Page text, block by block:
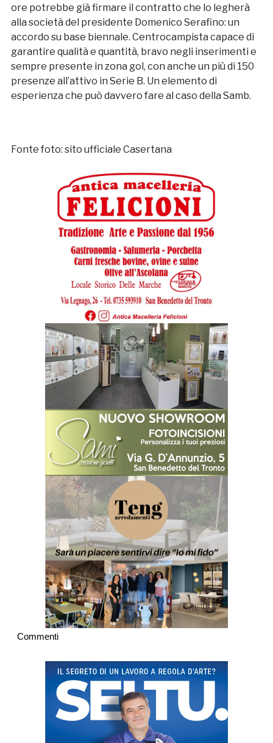
ore potrebbe già firmare il contratto che lo legherà
alla società del presidente Domenico Serafino: un
accordo su base biennale. Centrocampista capace di
garantire qualità e quantità, bravo negli inserimenti e
sempre presente in zona gol, con anche un più di 150
presenze all’attivo in Serie B. Un elemento di
esperienza che può davvero fare al caso della Samb.
Fonte foto: sito ufficiale Casertana
Commenti